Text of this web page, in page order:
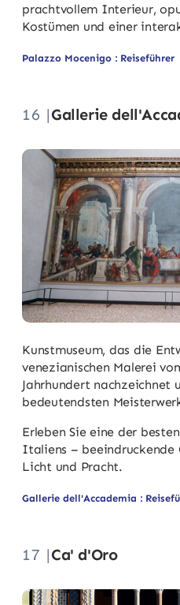
prachtvollem Interieur,
Kostümen und einer
Palazzo Mocenigo : Reiseführer
16 |Gallerie
Kunstmuseum, das die
venezianischen Malerei
Jahrhundert nachzeichnet
bedeutendsten
Erleben Sie eine der
Italiens – beeindruckende
Licht und Pracht.
Gallerie dell'Accademia :
17 |Ca' d'Oro